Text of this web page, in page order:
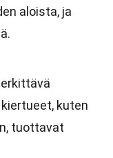
aloista, ja
kuten
tuottavat